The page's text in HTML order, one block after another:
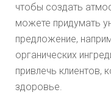
чтобы создать
можете придумать
предложение,
органических
привлечь клиентов,
здоровье.